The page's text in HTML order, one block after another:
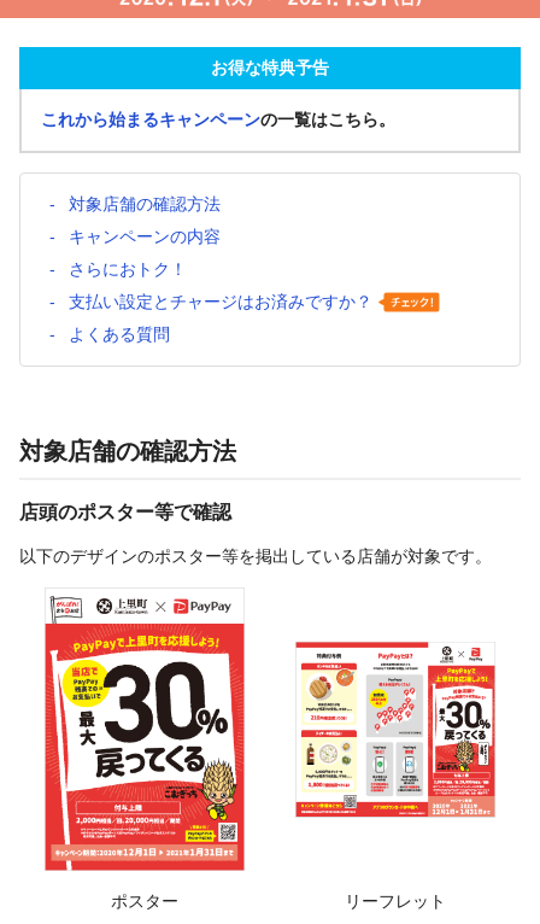
お得な特典予告
これから始まるキャンペーンの一覧はこちら。
対象店舗の確認方法
キャンペーンの内容
さらにおトク！
支払い設定とチャージはお済みですか？
よくある質問
対象店舗の確認方法
店頭のポスター等で確認
以下のデザインのポスター等を掲出している店舗が対象です。
ポスター リーフレット